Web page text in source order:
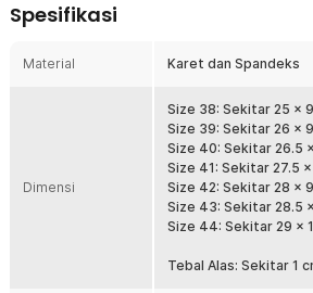
Overview
menggunakan sepatu pantai. Sepatu yang satu
berselancar, menyelam, dan kegiatan air
fleksibel dan tentu saja tahan air. Bagian
sehingga mampu memberikan perlindungan
dengan banyak ukuran yang bisa dipilih.
Dirancang dengan alas yang tebal untuk
Spesifikasi
Material Karet dan Spandeks
Dimensi
Size 38: Sekitar 25 x
Size 39: Sekitar 26 x
Size 40: Sekitar 26.5
Size 41: Sekitar 27.5
Size 42: Sekitar 28 x
Size 43: Sekitar 28.5
Size 44: Sekitar 29 x
Tebal Alas: Sekitar 1